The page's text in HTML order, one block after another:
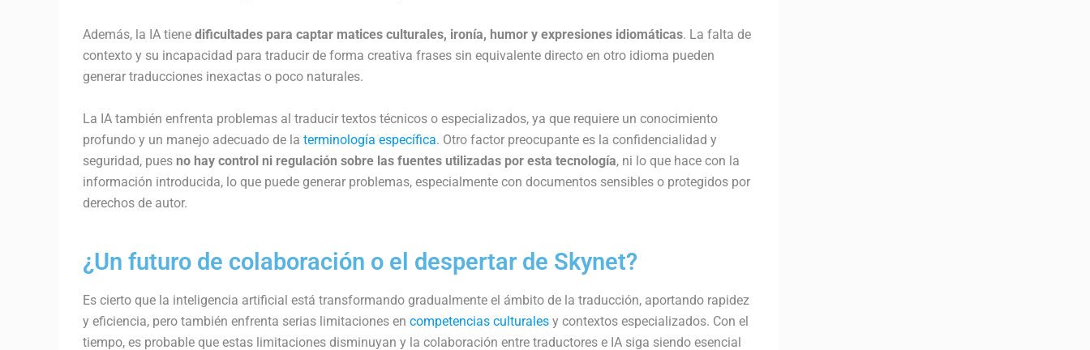
Además, la IA tiene dificultades para captar matices culturales, ironía, humor y expresiones idiomáticas. La falta de
contexto y su incapacidad para traducir de forma creativa frases sin equivalente directo en otro idioma pueden
generar traducciones inexactas o poco naturales.
La IA también enfrenta problemas al traducir textos técnicos o especializados, ya que requiere un conocimiento
profundo y un manejo adecuado de la terminología específica. Otro factor preocupante es la confidencialidad y
seguridad, pues no hay control ni regulación sobre las fuentes utilizadas por esta tecnología, ni lo que hace con la
información introducida, lo que puede generar problemas, especialmente con documentos sensibles o protegidos por
derechos de autor.
¿Un futuro de colaboración o el despertar de Skynet?
Es cierto que la inteligencia artificial está transformando gradualmente el ámbito de la traducción, aportando rapidez
y eficiencia, pero también enfrenta serias limitaciones en competencias culturales y contextos especializados. Con el
tiempo, es probable que estas limitaciones disminuyan y la colaboración entre traductores e IA siga siendo esencial